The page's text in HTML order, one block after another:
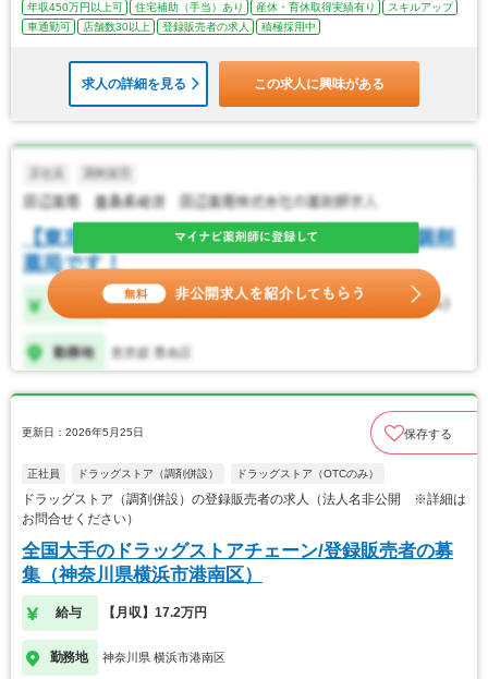
年収450万円以上可 住宅補助（手当）あり 産休・育休取得実績有り
スキルアップ
車通勤可
店舗数30以上 登録販売者の求人 積極採用中
求人の詳細を見る この求人に興味がある
更新日：2026年5月25日 保存する
正社員 ドラッグストア（調剤併設） ドラッグストア（OTCのみ）
ドラッグストア（調剤併設）の登録販売者の求人（法人名非公開 ※詳細は
お問合せください）
全国大手のドラッグストアチェーン/登録販売者の募
集（神奈川県横浜市港南区）
給与 【月収】17.2万円
勤務地 神奈川県 横浜市港南区